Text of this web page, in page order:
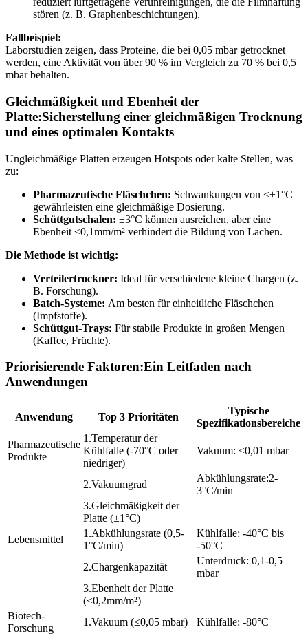
stören (z. B. Graphenbeschichtungen).
Fallbeispiel:
Laborstudien zeigen, dass Proteine, die bei 0,05 mbar getrocknet
werden, eine Aktivität von über 90 % im Vergleich zu 70 % bei 0,5
mbar behalten.
Gleichmäßigkeit und Ebenheit der
Platte:Sicherstellung einer gleichmäßigen Trocknung
und eines optimalen Kontakts
Ungleichmäßige Platten erzeugen Hotspots oder kalte Stellen, was
zu:
Pharmazeutische Fläschchen: Schwankungen von ≤±1°C
gewährleisten eine gleichmäßige Dosierung.
Schüttgutschalen: ±3°C können ausreichen, aber eine
Ebenheit ≤0,1mm/m² verhindert die Bildung von Lachen.
Die Methode ist wichtig:
Verteilertrockner: Ideal für verschiedene kleine Chargen (z.
B. Forschung).
Batch-Systeme: Am besten für einheitliche Fläschchen
(Impfstoffe).
Schüttgut-Trays: Für stabile Produkte in großen Mengen
(Kaffee, Früchte).
Priorisierende Faktoren:Ein Leitfaden nach
Anwendungen
Anwendung Top 3 Prioritäten
Typische
Spezifikationsbereiche
Pharmazeutische
Produkte
1.Temperatur der
Kühlfalle (-70°C oder
niedriger)
Vakuum: ≤0,01 mbar
2.Vakuumgrad
Abkühlungsrate:2-
3°C/min
3.Gleichmäßigkeit der
Platte (±1°C)
Lebensmittel
1.Abkühlungsrate (0,5-
1°C/min)
Kühlfalle: -40°C bis
-50°C
2.Chargenkapazität
Unterdruck: 0,1-0,5
mbar
3.Ebenheit der Platte
(≤0,2mm/m²)
Biotech-
Forschung
1.Vakuum (≤0,05 mbar)
Kühlfalle: -80°C